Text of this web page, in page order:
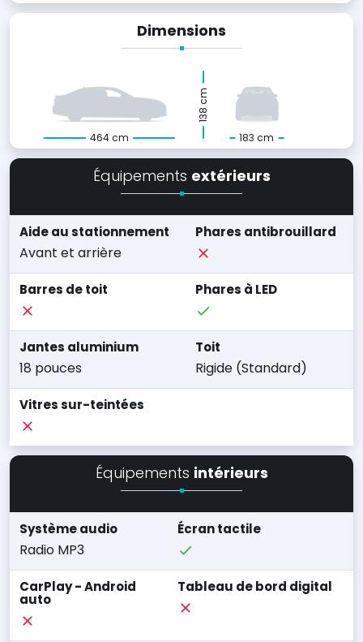
Dimensions
464 cm 183 cm
138 cm
Équipements extérieurs
Aide au stationnement
Avant et arrière
Phares antibrouillard
Barres de toit Phares à LED
Jantes aluminium
18 pouces
Toit
Rigide (Standard)
Vitres sur-teintées
Équipements intérieurs
Système audio
Radio MP3
Écran tactile
CarPlay - Android
auto
Tableau de bord digital